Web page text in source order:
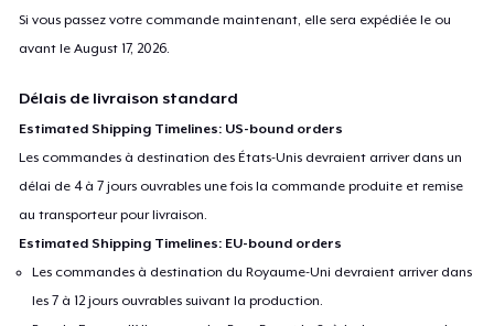
Si vous passez votre commande maintenant, elle sera expédiée le ou
avant leAugust 17, 2026
Délais de livraison standard
Estimated Shipping Timelines: US-bound orders
Les commandes à destination des États-Unis devraient arriver dans un
délai de 4 à 7 jours ouvrables une fois la commande produite et remise
au transporteur pour livraison.
Estimated Shipping Timelines: EU-bound orders
Les commandes à destination du Royaume-Uni devraient arriver dans
les 7 à 12 jours ouvrables suivant la production.